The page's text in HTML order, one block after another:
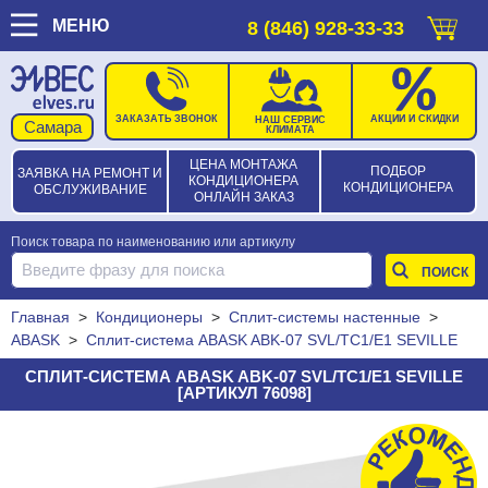
МЕНЮ 8 (846) 928-33-33
ЗАЯВКА НА РЕМОНТ И
ОБСЛУЖИВАНИЕ
ЦЕНА МОНТАЖА
КОНДИЦИОНЕРА
ОНЛАЙН ЗАКАЗ
ПОДБОР
КОНДИЦИОНЕРА
ЗАКАЗАТЬ ЗВОНОК
НАШ СЕРВИС
КЛИМАТА
АКЦИИ И СКИДКИ
Поиск товара по наименованию или артикулу
Главная > Кондиционеры > Сплит-системы настенные >
ABASK > Сплит-система ABASK ABK-07 SVL/TC1/E1 SEVILLE
СПЛИТ-СИСТЕМА ABASK ABK-07 SVL/TC1/E1 SEVILLE
[АРТИКУЛ 76098]